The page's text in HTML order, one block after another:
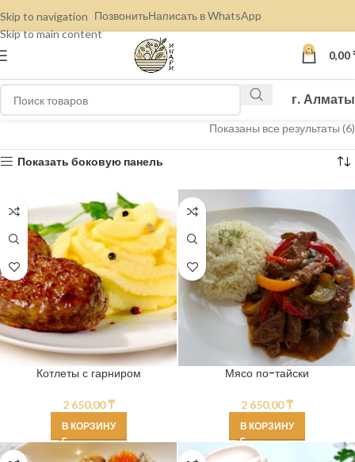
Skip to navigation
Skip to main content
ПозвонитьНаписать в WhatsApp
0 0,00
г. Алматы
Показаны все результаты (6)
Показать боковую панель
Котлеты с гарниром
2 650,00₸
В КОРЗИНУ
Мясо по-тайски
2 650,00₸
В КОРЗИНУ